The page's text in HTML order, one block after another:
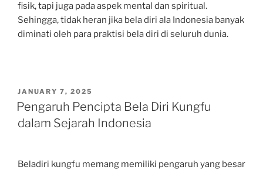
fisik, tapi juga pada aspek mental dan spiritual.
Sehingga, tidak heran jika bela diri ala Indonesia banyak
diminati oleh para praktisi bela diri di seluruh dunia.
POSTED
ON
JANUARY 7, 2025
Pengaruh Pencipta Bela Diri Kungfu
dalam Sejarah Indonesia
Beladiri kungfu memang memiliki pengaruh yang besar